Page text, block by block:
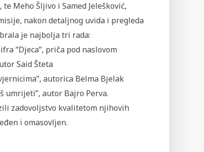
Meho Šljivo i Samed Jelešković,
nakon detaljnog uvida i pregleda
je najbolja tri rada:
“Djeca”, priča pod naslovom
Said Šteta
autorica Belma Bjelak
umrijeti”, autor Bajro Perva.
zadovoljstvo kvalitetom njihovih
i omasovljen.